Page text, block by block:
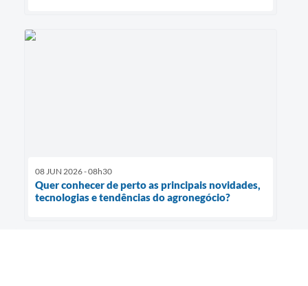
08 JUN 2026 - 08h30
Quer conhecer de perto as principais novidades,
tecnologias e tendências do agronegócio?